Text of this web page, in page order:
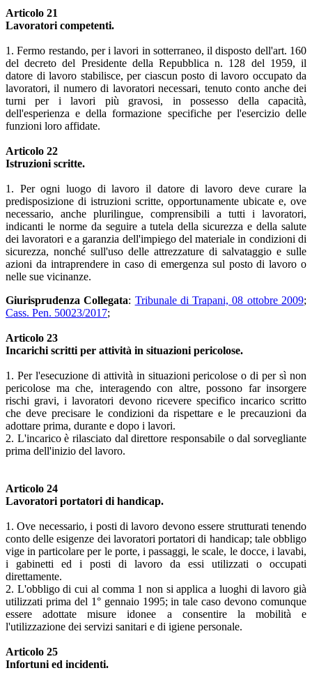
Articolo 21
Lavoratori competenti.
1. Fermo restando, per i lavori in sotterraneo, il disposto dell'art. 160
del decreto del Presidente della Repubblica n. 128 del 1959, il
datore di lavoro stabilisce, per ciascun posto di lavoro occupato da
lavoratori, il numero di lavoratori necessari, tenuto conto anche dei
turni per i lavori più gravosi, in possesso della capacità,
dell'esperienza e della formazione specifiche per l'esercizio delle
funzioni loro affidate.
Articolo 22
Istruzioni scritte.
1. Per ogni luogo di lavoro il datore di lavoro deve curare la
predisposizione di istruzioni scritte, opportunamente ubicate e, ove
necessario, anche plurilingue, comprensibili a tutti i lavoratori,
indicanti le norme da seguire a tutela della sicurezza e della salute
dei lavoratori e a garanzia dell'impiego del materiale in condizioni di
sicurezza, nonché sull'uso delle attrezzature di salvataggio e sulle
azioni da intraprendere in caso di emergenza sul posto di lavoro o
nelle sue vicinanze.
Giurisprudenza Collegata: Tribunale di Trapani, 08 ottobre 2009;
Cass. Pen. 50023/2017;
Articolo 23
Incarichi scritti per attività in situazioni pericolose.
1. Per l'esecuzione di attività in situazioni pericolose o di per sì non
pericolose ma che, interagendo con altre, possono far insorgere
rischi gravi, i lavoratori devono ricevere specifico incarico scritto
che deve precisare le condizioni da rispettare e le precauzioni da
adottare prima, durante e dopo i lavori.
2. L'incarico è rilasciato dal direttore responsabile o dal sorvegliante
prima dell'inizio del lavoro.
Articolo 24
Lavoratori portatori di handicap.
1. Ove necessario, i posti di lavoro devono essere strutturati tenendo
conto delle esigenze dei lavoratori portatori di handicap; tale obbligo
vige in particolare per le porte, i passaggi, le scale, le docce, i lavabi,
i gabinetti ed i posti di lavoro da essi utilizzati o occupati
direttamente.
2. L'obbligo di cui al comma 1 non si applica a luoghi di lavoro già
utilizzati prima del 1° gennaio 1995; in tale caso devono comunque
essere adottate misure idonee a consentire la mobilità e
l'utilizzazione dei servizi sanitari e di igiene personale.
Articolo 25
Infortuni ed incidenti.